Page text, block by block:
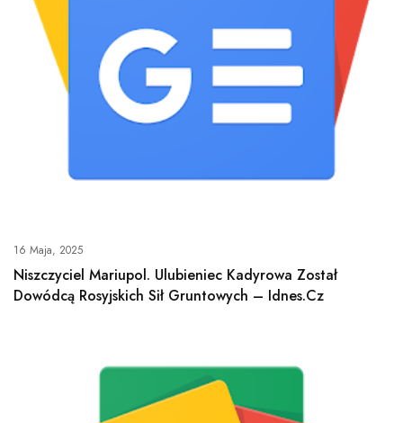
16 Maja, 2025
Niszczyciel Mariupol. Ulubieniec Kadyrowa Został
Dowódcą Rosyjskich Sił Gruntowych – Idnes.cz